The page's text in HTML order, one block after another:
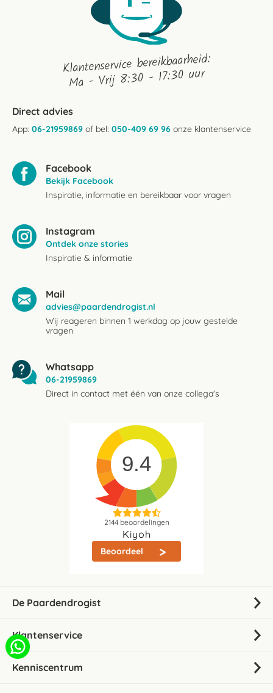
Klantenservice bereikbaarheid:
Ma - Vrij 8:30 - 17:30 uur
Direct advies
App: 06-21959869 of bel: 050-409 69 96 onze klantenservice
Facebook
Bekijk Facebook
Inspiratie, informatie en bereikbaar voor vragen
Instagram
Ontdek onze stories
Inspiratie & informatie
Mail
advies@paardendrogist.nl
Wij reageren binnen 1 werkdag op jouw gestelde
vragen
Whatsapp
06-21959869
Direct in contact met één van onze collega's
9.4
2144beoordelingen
Kiyoh
Beoordeel
De Paardendrogist
Klantenservice
Kenniscentrum